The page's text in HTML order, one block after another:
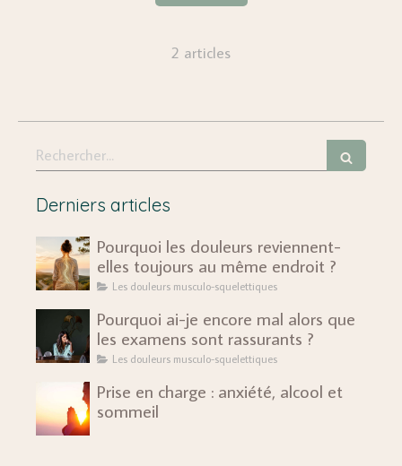
2 articles
Rechercher
Derniers articles
Pourquoi les douleurs reviennent-
elles toujours au même endroit ?
Les douleurs musculo-squelettiques
Pourquoi ai-je encore mal alors que
les examens sont rassurants ?
Les douleurs musculo-squelettiques
Prise en charge : anxiété, alcool et
sommeil